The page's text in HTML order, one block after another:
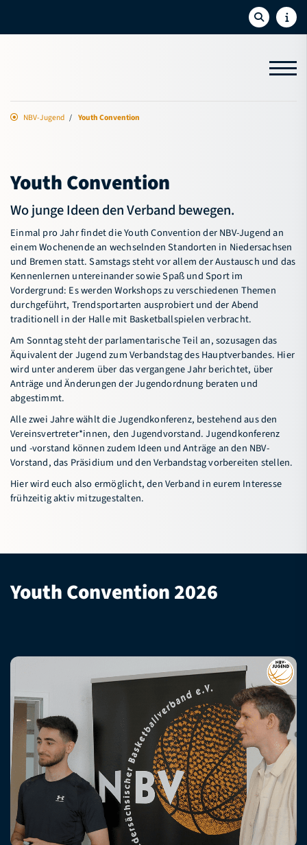
NBV-Jugend Youth Convention
Youth Convention
Wo junge Ideen den Verband bewegen.
Einmal pro Jahr findet die Youth Convention der NBV-Jugend an
einem Wochenende an wechselnden Standorten in Niedersachsen
und Bremen statt. Samstags steht vor allem der Austausch und das
Kennenlernen untereinander sowie Spaß und Sport im
Vordergrund: Es werden Workshops zu verschiedenen Themen
durchgeführt, Trendsportarten ausprobiert und der Abend
traditionell in der Halle mit Basketballspielen verbracht.
Am Sonntag steht der parlamentarische Teil an, sozusagen das
Äquivalent der Jugend zum Verbandstag des Hauptverbandes. Hier
wird unter anderem über das vergangene Jahr berichtet, über
Anträge und Änderungen der Jugendordnung beraten und
abgestimmt.
Alle zwei Jahre wählt die Jugendkonferenz, bestehend aus den
Vereinsvertreter*innen, den Jugendvorstand. Jugendkonferenz
und -vorstand können zudem Ideen und Anträge an den NBV-
Vorstand, das Präsidium und den Verbandstag vorbereiten stellen.
Hier wird euch also ermöglicht, den Verband in eurem Interesse
frühzeitig aktiv mitzugestalten.
Youth Convention 2026
Aktuelles
Bildung
NBV-Jugend
Jugendvorstand
Jugendförderung
Youth Convention
Connectival
Freiwilligendienst (FWD) im Sport
Basketball-Camp Sögel
Service
Verband
Bildungsportal Meldeportal